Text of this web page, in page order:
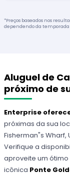
*Preços baseados nos
dependendo da temporada
Aluguel de
próximo de
Enterprise
próximas da sua
Fisherman"s
Verifique a
aproveite um
icônica Ponte